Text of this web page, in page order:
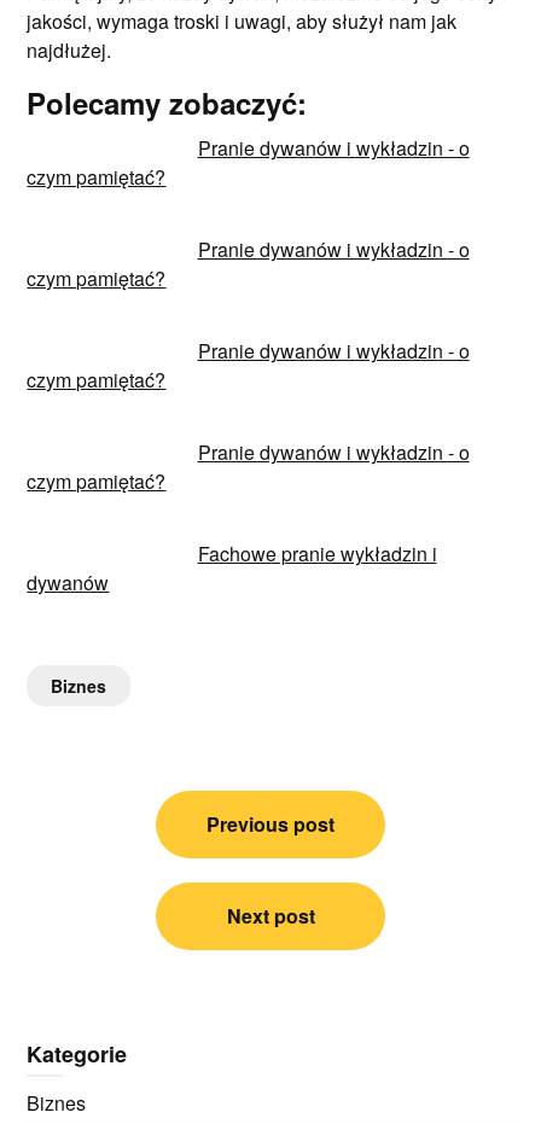
jakości, wymaga troski i uwagi, aby służył nam jak
najdłużej.
Polecamy zobaczyć:
Pranie dywanów i wykładzin - o
czym pamiętać?
Pranie dywanów i wykładzin - o
czym pamiętać?
Pranie dywanów i wykładzin - o
czym pamiętać?
Pranie dywanów i wykładzin - o
czym pamiętać?
Fachowe pranie wykładzin i
dywanów
Biznes
Nawigacja
Previous post
Next post
Kategorie
Biznes